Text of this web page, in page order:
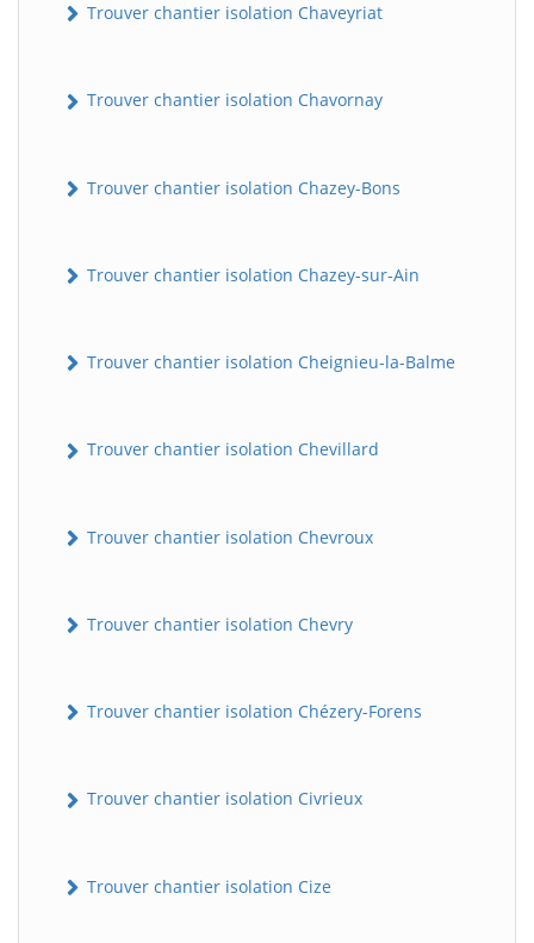
Trouver chantier isolation Chaveyriat
Trouver chantier isolation Chavornay
Trouver chantier isolation Chazey-Bons
Trouver chantier isolation Chazey-sur-Ain
Trouver chantier isolation Cheignieu-la-Balme
Trouver chantier isolation Chevillard
Trouver chantier isolation Chevroux
Trouver chantier isolation Chevry
Trouver chantier isolation Chézery-Forens
Trouver chantier isolation Civrieux
Trouver chantier isolation Cize